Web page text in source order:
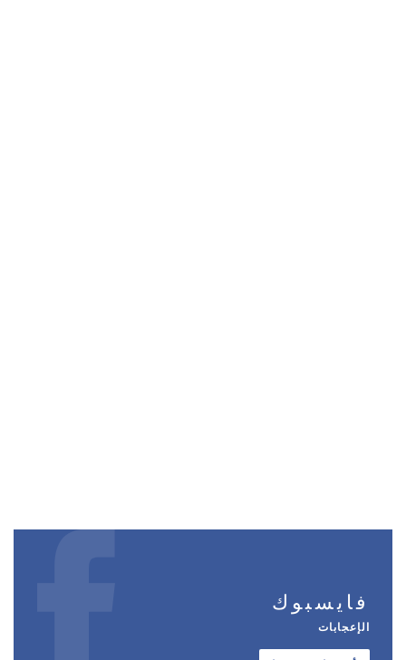
فايسبوك
الإعجابات